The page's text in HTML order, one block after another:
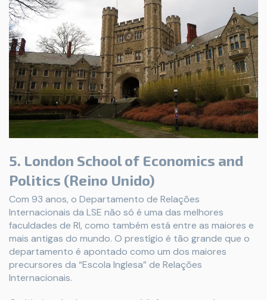
5. London School of Economics and
Politics (Reino Unido)
Com 93 anos, o Departamento de Relações
Internacionais da LSE não só é uma das melhores
faculdades de RI, como também está entre as maiores e
mais antigas do mundo. O prestígio é tão grande que o
departamento é apontado como um dos maiores
precursores da “Escola Inglesa” de Relações
Internacionais.